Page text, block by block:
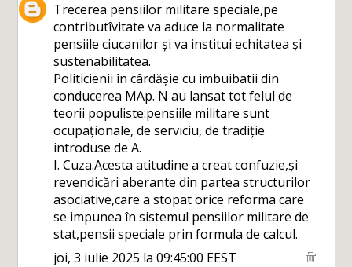
Trecerea pensiilor militare speciale,pe
contributîvitate va aduce la normalitate
pensiile ciucanilor și va institui echitatea și
sustenabilitatea.
Politicienii în cârdășie cu imbuibatii din
conducerea MAp. N au lansat tot felul de
teorii populiste:pensiile militare sunt
ocupaționale, de serviciu, de tradiție
introduse de A.
I. Cuza.Acesta atitudine a creat confuzie,și
revendicări aberante din partea structurilor
asociative,care a stopat orice reforma care
se impunea în sistemul pensiilor militare de
stat,pensii speciale prin formula de calcul.
joi, 3 iulie 2025 la 09:45:00 EEST